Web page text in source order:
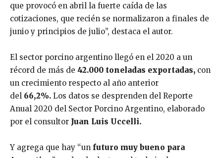
que provocó en abril la fuerte caída de las
cotizaciones, que recién se normalizaron a finales de
junio y principios de julio”, destaca el autor.
El sector porcino argentino llegó en el 2020 a un
récord de más de 42.000 toneladas exportadas, con
un crecimiento respecto al año anterior
del 66,2%. Los datos se desprenden del Reporte
Anual 2020 del Sector Porcino Argentino, elaborado
por el consultor Juan Luis Uccelli.
Y agrega que hay “un futuro muy bueno para